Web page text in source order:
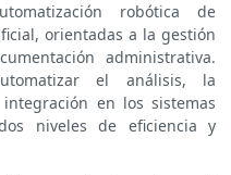
robótica de
orientadas a la gestión
administrativa.
el análisis, la
en los sistemas
niveles de eficiencia y